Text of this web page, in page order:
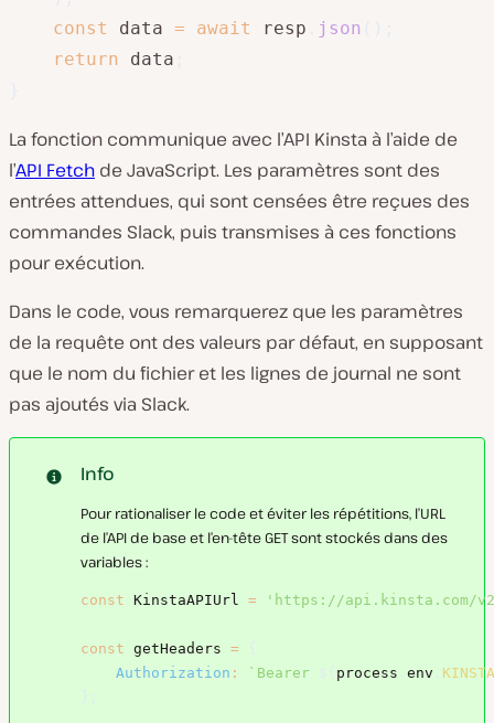
const
data = await resp json
return data
La fonction communique avec l’API Kinsta à l’aide de
l’API Fetch de JavaScript. Les paramètres sont des
entrées attendues, qui sont censées être reçues des
commandes Slack, puis transmises à ces fonctions
pour exécution.
Dans le code, vous remarquerez que les paramètres
de la requête ont des valeurs par défaut, en supposant
que le nom du fichier et les lignes de journal ne sont
pas ajoutés via Slack.
Info
Pour rationaliser le code et éviter les répétitions, l’URL
de l’API de base et l’en-tête GET sont stockés dans des
variables :
const KinstaAPIUrl = 'https://api.kinsta.com/
const getHeaders =
{
Authorization : ` Bearer ${ process env
}